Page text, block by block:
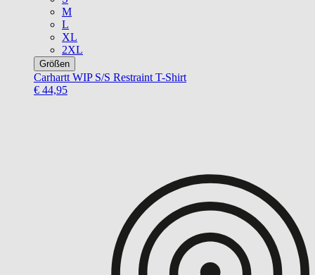
M
L
XL
2XL
Größen
Carhartt WIP S/S Restraint T-Shirt
€ 44,95